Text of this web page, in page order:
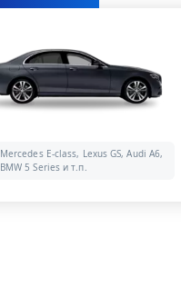
Mercedes E-class, Lexus GS, Audi A6,
BMW 5 Series и т.п.